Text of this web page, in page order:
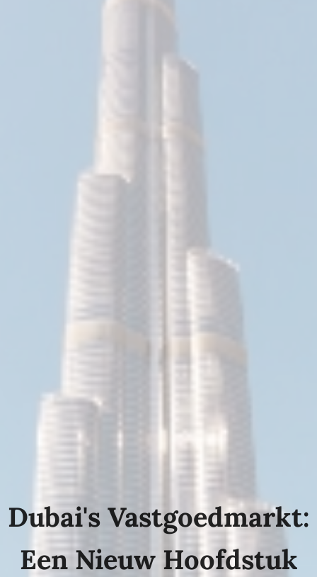
Dubai's Vastgoedmarkt:
Een Nieuw Hoofdstuk